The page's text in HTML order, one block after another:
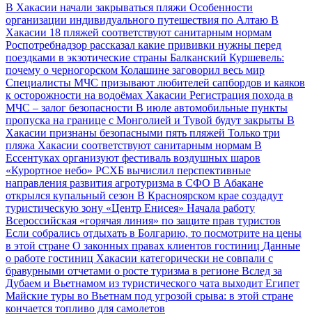
В Хакасии начали закрываться пляжи Особенности
организации индивидуального путешествия по Алтаю В
Хакасии 18 пляжей соответствуют санитарным нормам
Роспотребнадзор рассказал какие прививки нужны перед
поездками в экзотические страны Балканский Куршевель:
почему о черногорском Колашине заговорил весь мир
Специалисты МЧС призывают любителей сапбордов и каяков
к осторожности на водоёмах Хакасии Регистрация похода в
МЧС – залог безопасности В июле автомобильные пункты
пропуска на границе с Монголией и Тувой будут закрыты В
Хакасии признаны безопасными пять пляжей Только три
пляжа Хакасии соответствуют санитарным нормам В
Ессентуках организуют фестиваль воздушных шаров
«Курортное небо» РСХБ вычислил перспективные
направления развития агротуризма в СФО В Абакане
открылся купальный сезон В Красноярском крае создадут
туристическую зону «Центр Енисея» Начала работу
Всероссийская «горячая линия» по защите прав туристов
Если собрались отдыхать в Болгарию, то посмотрите на цены
в этой стране О законных правах клиентов гостиниц Данные
о работе гостиниц Хакасии категорически не совпали с
бравурными отчетами о росте туризма в регионе Вслед за
Дубаем и Вьетнамом из туристического чата выходит Египет
Майские туры во Вьетнам под угрозой срыва: в этой стране
кончается топливо для самолетов